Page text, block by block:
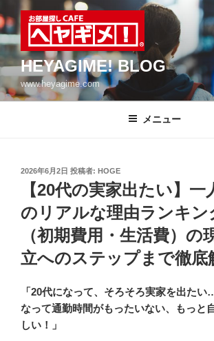
ン
テ
ン
ツ
へ
HEYAGIME! BLOG
www.heyagime.com
メニュー
投
2026年6月2日 投稿者: HOGE
【20代の実家出たい】一
のリアルな理由ランキン
（初期費用・生活費）の
立へのステップまで徹底
「20代になって、そろそろ実家を出た
なって通勤時間がもったいない、もっと
しい！」